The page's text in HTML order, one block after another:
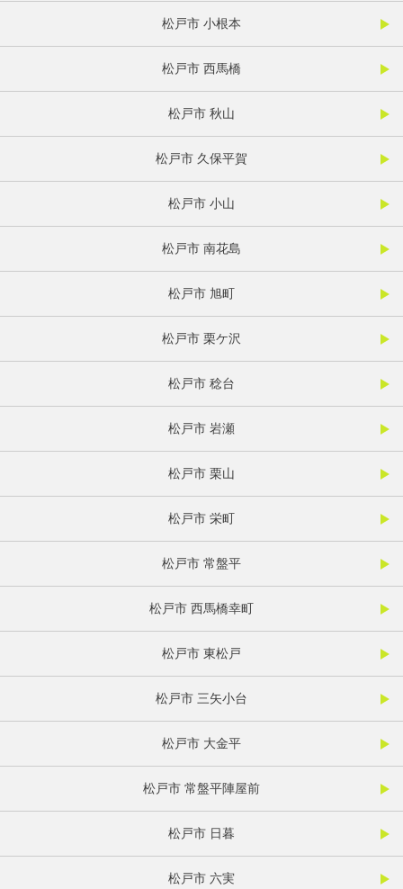
松戸市 小根本
松戸市 西馬橋
松戸市 秋山
松戸市 久保平賀
松戸市 小山
松戸市 南花島
松戸市 旭町
松戸市 栗ケ沢
松戸市 稔台
松戸市 岩瀬
松戸市 栗山
松戸市 栄町
松戸市 常盤平
松戸市 西馬橋幸町
松戸市 東松戸
松戸市 三矢小台
松戸市 大金平
松戸市 常盤平陣屋前
松戸市 日暮
松戸市 六実